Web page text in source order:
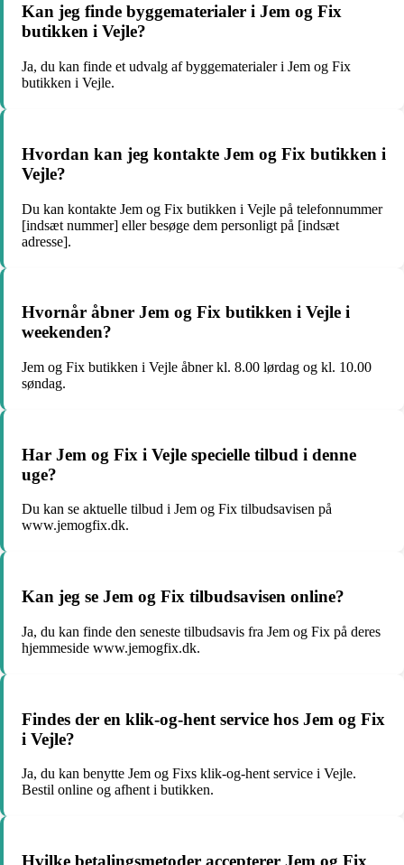
Kan jeg finde byggematerialer i Jem og Fix
butikken i Vejle?
Ja, du kan finde et udvalg af byggematerialer i Jem og Fix
butikken i Vejle.
Hvordan kan jeg kontakte Jem og Fix butikken i
Vejle?
Du kan kontakte Jem og Fix butikken i Vejle på telefonnummer
[indsæt nummer] eller besøge dem personligt på [indsæt
adresse].
Hvornår åbner Jem og Fix butikken i Vejle i
weekenden?
Jem og Fix butikken i Vejle åbner kl. 8.00 lørdag og kl. 10.00
søndag.
Har Jem og Fix i Vejle specielle tilbud i denne
uge?
Du kan se aktuelle tilbud i Jem og Fix tilbudsavisen på
www.jemogfix.dk.
Kan jeg se Jem og Fix tilbudsavisen online?
Ja, du kan finde den seneste tilbudsavis fra Jem og Fix på deres
hjemmeside www.jemogfix.dk.
Findes der en klik-og-hent service hos Jem og Fix
i Vejle?
Ja, du kan benytte Jem og Fixs klik-og-hent service i Vejle.
Bestil online og afhent i butikken.
Hvilke betalingsmetoder accepterer Jem og Fix